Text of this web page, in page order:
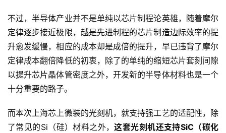
不过，半导体产业并不是单纯以芯片制程论英雄，随着摩尔
定律逐步接近极限，越是先进制程的芯片制造边际效率的提
升愈发缓慢，相应的成本却是成倍的提升，早已违背了摩尔
定律成本翻倍降低的初衷，除了的单纯的缩短芯片套刻间隙
以提升芯片晶体管密度之外，开发新的半导体材料也是一个
十分重要的路子。
而本次上海芯上微装的光刻机，就支持强工艺的适配性，除
了常见的Si（硅）材料之外，这套光刻机还支持SiC（碳化